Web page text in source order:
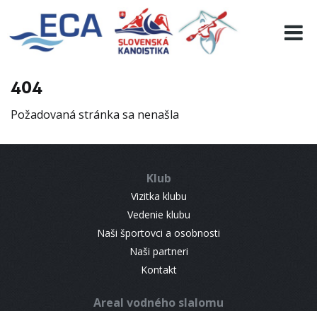
404
Požadovaná stránka sa nenašla
Klub
Vizitka klubu
Vedenie klubu
Naši športovci a osobnosti
Naši partneri
Kontakt
Areal vodného slalomu
EURO 19
INFO
RESULTS
CONTACT